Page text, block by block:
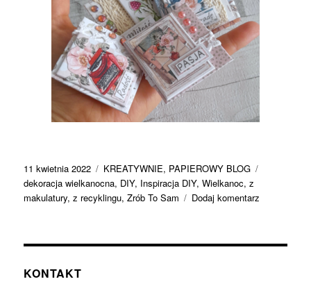
Data
publikacji
11 kwietnia 2022 Kategorie
KREATYWNIE, PAPIEROWY BLOG
dekoracja wielkanocna, DIY, Inspiracja DIY,Wielkanoc,z
makulatury,z recyklingu,Zrób To Sam Dodaj komentarz
To
KONTAKT